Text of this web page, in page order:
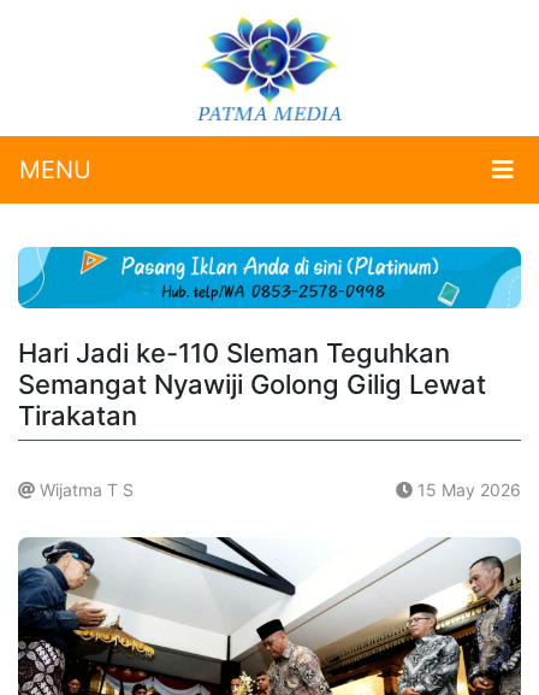
MENU
Hari Jadi ke-110 Sleman Teguhkan
Semangat Nyawiji Golong Gilig Lewat
Tirakatan
Wijatma T S 15 May 2026